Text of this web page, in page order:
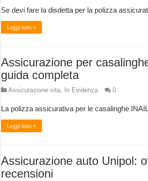
Se devi fare la disdetta per la polizza
Leggi tutto »
Assicurazione per
guida completa
Assicurazione vita, In Evidenza 0
La polizza assicurativa per le casalinghe
Leggi tutto »
Assicurazione auto Unipol:
recensioni